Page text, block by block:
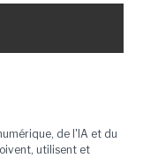
de l'IA et du
utilisent et